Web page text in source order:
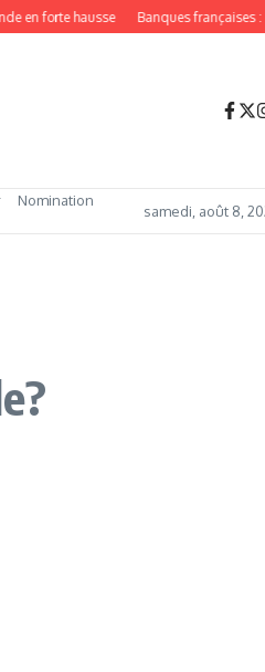
forte hausse Banques françaises :
Nomination
samedi, août 8,